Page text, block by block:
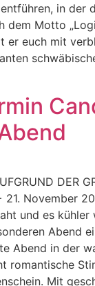
in der
dem Motto
er euch mit
DER
21. November
und es
Abend
Abend in der
romantische
Mit